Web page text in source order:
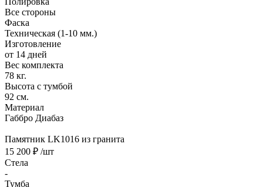
Все стороны
Фаска
Техническая (1-10 мм.)
Изготовление
от 14 дней
Вес комплекта
78 кг.
Высота с тумбой
92 см.
Материал
Габбро Диабаз
Памятник LK1016 из гранита
15 200 ₽ /шт
Стела
-
Тумба